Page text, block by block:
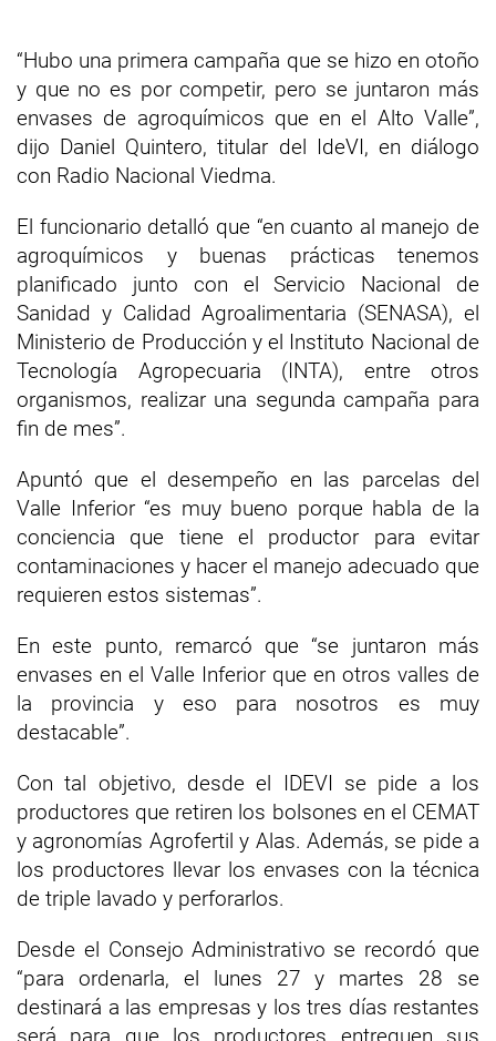
“Hubo una primera campaña que se hizo en otoño
y que no es por competir, pero se juntaron más
envases de agroquímicos que en el Alto Valle”,
dijo Daniel Quintero, titular del IdeVI, en diálogo
con Radio Nacional Viedma.
El funcionario detalló que “en cuanto al manejo de
agroquímicos y buenas prácticas tenemos
planificado junto con el Servicio Nacional de
Sanidad y Calidad Agroalimentaria (SENASA), el
Ministerio de Producción y el Instituto Nacional de
Tecnología Agropecuaria (INTA), entre otros
organismos, realizar una segunda campaña para
fin de mes”.
Apuntó que el desempeño en las parcelas del
Valle Inferior “es muy bueno porque habla de la
conciencia que tiene el productor para evitar
contaminaciones y hacer el manejo adecuado que
requieren estos sistemas”.
En este punto, remarcó que “se juntaron más
envases en el Valle Inferior que en otros valles de
la provincia y eso para nosotros es muy
destacable”.
Con tal objetivo, desde el IDEVI se pide a los
productores que retiren los bolsones en el CEMAT
y agronomías Agrofertil y Alas. Además, se pide a
los productores llevar los envases con la técnica
de triple lavado y perforarlos.
Desde el Consejo Administrativo se recordó que
“para ordenarla, el lunes 27 y martes 28 se
destinará a las empresas y los tres días restantes